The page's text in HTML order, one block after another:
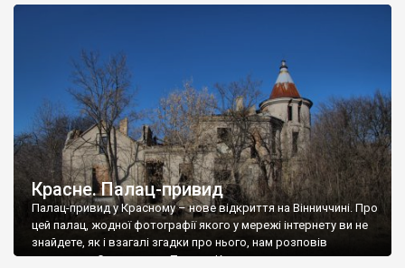
Красне. Палац-привид
Палац-привид у Красному – нове відкриття на Вінниччині. Про
цей палац, жодної фотографії якого у мережі інтернету ви не
знайдете, як і взагалі згадки про нього, нам розповів
мешканець Самгородка. Палац у Красному вразив не лише